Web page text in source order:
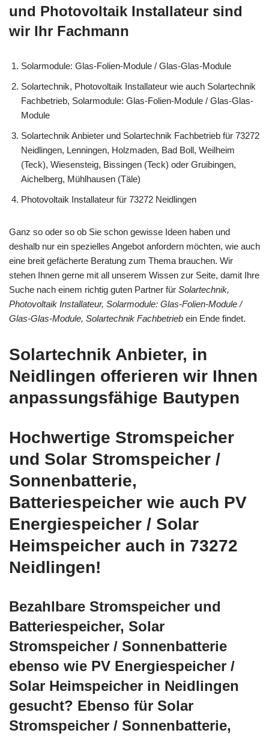
und Photovoltaik Installateur sind
wir Ihr Fachmann
Solarmodule: Glas-Folien-Module / Glas-Glas-Module
Solartechnik, Photovoltaik Installateur wie auch Solartechnik
Fachbetrieb, Solarmodule: Glas-Folien-Module / Glas-Glas-
Module
Solartechnik Anbieter und Solartechnik Fachbetrieb für 73272
Neidlingen, Lenningen, Holzmaden, Bad Boll, Weilheim
(Teck), Wiesensteig, Bissingen (Teck) oder Gruibingen,
Aichelberg, Mühlhausen (Täle)
Photovoltaik Installateur für 73272 Neidlingen
Ganz so oder so ob Sie schon gewisse Ideen haben und
deshalb nur ein spezielles Angebot anfordern möchten, wie auch
eine breit gefächerte Beratung zum Thema brauchen. Wir
stehen Ihnen gerne mit all unserem Wissen zur Seite, damit Ihre
Suche nach einem richtig guten Partner für Solartechnik,
Photovoltaik Installateur, Solarmodule: Glas-Folien-Module /
Glas-Glas-Module, Solartechnik Fachbetrieb ein Ende findet.
Solartechnik Anbieter, in
Neidlingen offerieren wir Ihnen
anpassungsfähige Bautypen
Hochwertige Stromspeicher
und Solar Stromspeicher /
Sonnenbatterie,
Batteriespeicher wie auch PV
Energiespeicher / Solar
Heimspeicher auch in 73272
Neidlingen!
Bezahlbare Stromspeicher und
Batteriespeicher, Solar
Stromspeicher / Sonnenbatterie
ebenso wie PV Energiespeicher /
Solar Heimspeicher in Neidlingen
gesucht? Ebenso für Solar
Stromspeicher / Sonnenbatterie,